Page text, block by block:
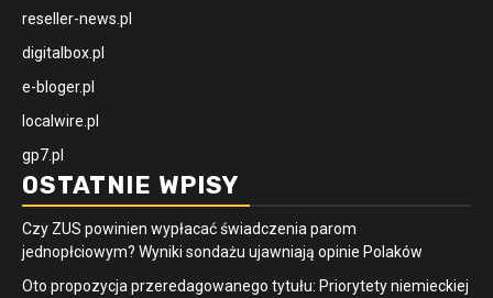
reseller-news.pl
digitalbox.pl
e-bloger.pl
localwire.pl
gp7.pl
OSTATNIE WPISY
Czy ZUS powinien wypłacać świadczenia parom
jednopłciowym? Wyniki sondażu ujawniają opinie Polaków
Oto propozycja przeredagowanego tytułu: Priorytety niemieckiej